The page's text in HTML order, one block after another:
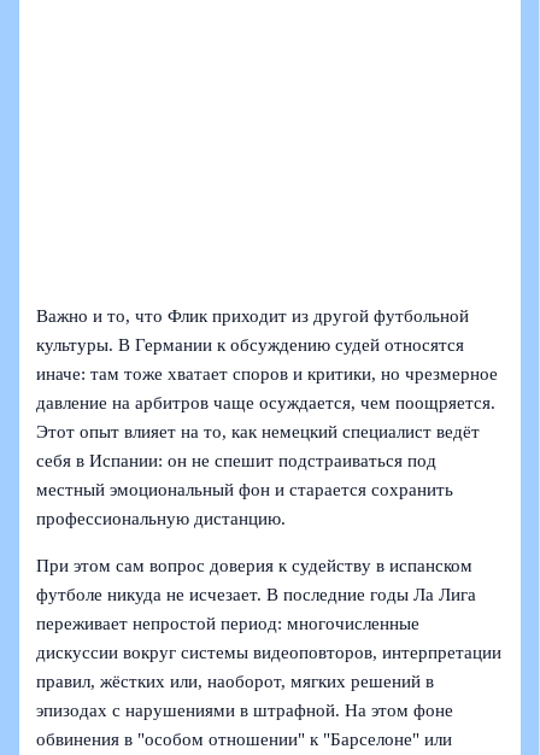
Важно и то, что Флик приходит из другой футбольной
культуры. В Германии к обсуждению судей относятся
иначе: там тоже хватает споров и критики, но чрезмерное
давление на арбитров чаще осуждается, чем поощряется.
Этот опыт влияет на то, как немецкий специалист ведёт
себя в Испании: он не спешит подстраиваться под
местный эмоциональный фон и старается сохранить
профессиональную дистанцию.
При этом сам вопрос доверия к судейству в испанском
футболе никуда не исчезает. В последние годы Ла Лига
переживает непростой период: многочисленные
дискуссии вокруг системы видеоповторов, интерпретации
правил, жёстких или, наоборот, мягких решений в
эпизодах с нарушениями в штрафной. На этом фоне
обвинения в "особом отношении" к "Барселоне" или